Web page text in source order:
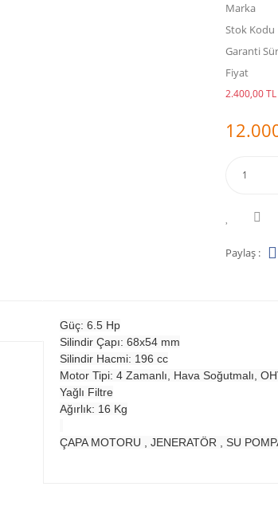
Marka
Stok Kodu
Garanti
Fiyat
2.400,00
Paylaş :
Güç: 6.5 Hp
Silindir Çapı: 68x54 mm
Silindir Hacmi: 196 cc
Motor Tipi: 4 Zamanlı, Hava Soğutmalı,
Yağlı Filtre
Ağırlık: 16 Kg
ÇAPA MOTORU , JENERATÖR , SU